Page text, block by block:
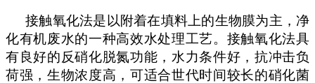
接触氧化法是以附着在填料上的生物膜为主，净
化有机废水的一种高效水处理工艺。接触氧化法具
有良好的反硝化脱氮功能，水力条件好，抗冲击负
荷强，生物浓度高，可适合世代时间较长的硝化菌